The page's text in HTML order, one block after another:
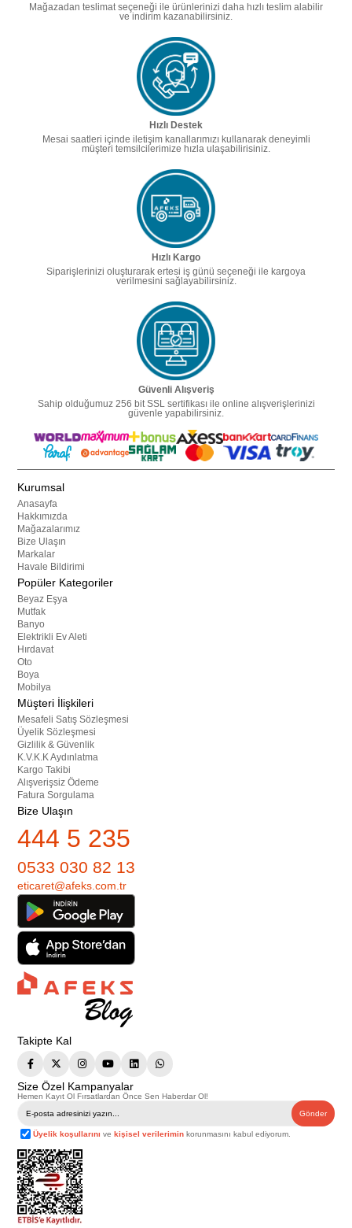
Mağazadan teslimat seçeneği ile ürünlerinizi daha hızlı teslim alabilir
ve indirim kazanabilirsiniz.
Hızlı Destek
Mesai saatleri içinde iletişim kanallarımızı kullanarak deneyimli
müşteri temsilcilerimize hızla ulaşabilirisiniz.
Hızlı Kargo
Siparişlerinizi oluşturarak ertesi iş günü seçeneği ile kargoya
verilmesini sağlayabilirsiniz.
Güvenli Alışveriş
Sahip olduğumuz 256 bit SSL sertifikası ile online alışverişlerinizi
güvenle yapabilirsiniz.
Kurumsal
Anasayfa
Hakkımızda
Mağazalarımız
Bize Ulaşın
Markalar
Havale Bildirimi
Popüler Kategoriler
Beyaz Eşya
Mutfak
Banyo
Elektrikli Ev Aleti
Hırdavat
Oto
Boya
Mobilya
Müşteri İlişkileri
Mesafeli Satış Sözleşmesi
Üyelik Sözleşmesi
Gizlilik & Güvenlik
K.V.K.K Aydınlatma
Kargo Takibi
Alışverişsiz Ödeme
Fatura Sorgulama
Bize Ulaşın
444 5 235
0533 030 82 13
eticaret@afeks.com.tr
Takipte Kal
Size Özel Kampanyalar
Hemen Kayıt Ol Fırsatlardan Önce Sen Haberdar Ol!
Gönder
Üyelik koşullarını vekişisel verilerimin korunmasını kabul ediyorum.